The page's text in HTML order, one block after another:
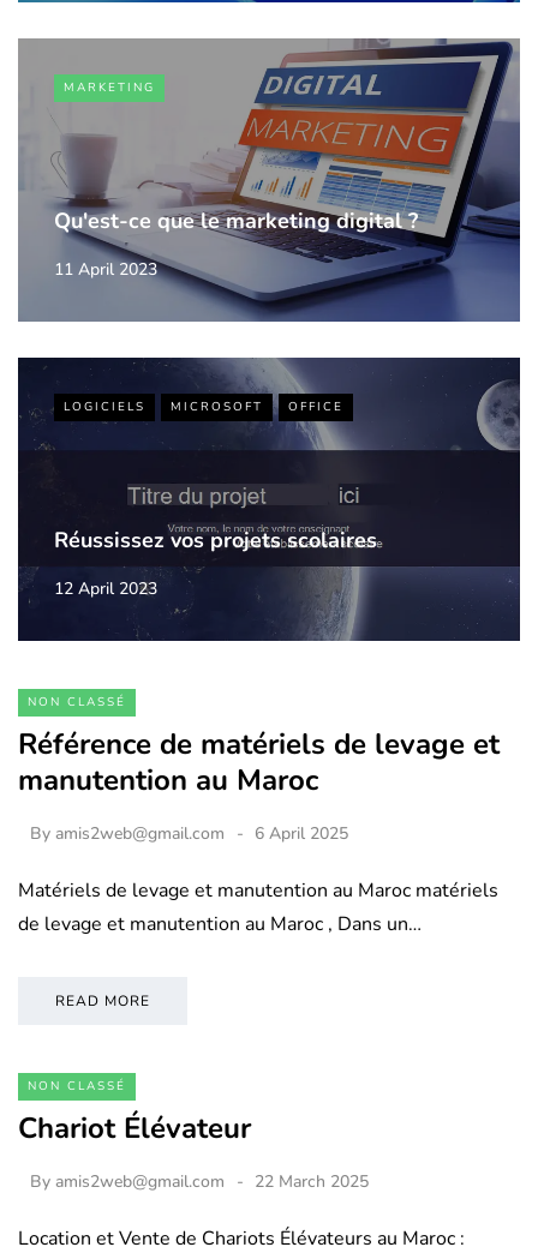
MARKETING
Qu'est-ce que le marketing digital ?
11 April 2023
LOGICIELS MICROSOFT OFFICE
Réussissez vos projets scolaires
12 April 2023
NON CLASSÉ
Référence de matériels de levage et
manutention au Maroc
By amis2web@gmail.com 6 April 2025
Matériels de levage et manutention au Maroc matériels
de levage et manutention au Maroc , Dans un…
READ MORE
NON CLASSÉ
Chariot Élévateur
By amis2web@gmail.com 22 March 2025
Location et Vente de Chariots Élévateurs au Maroc :